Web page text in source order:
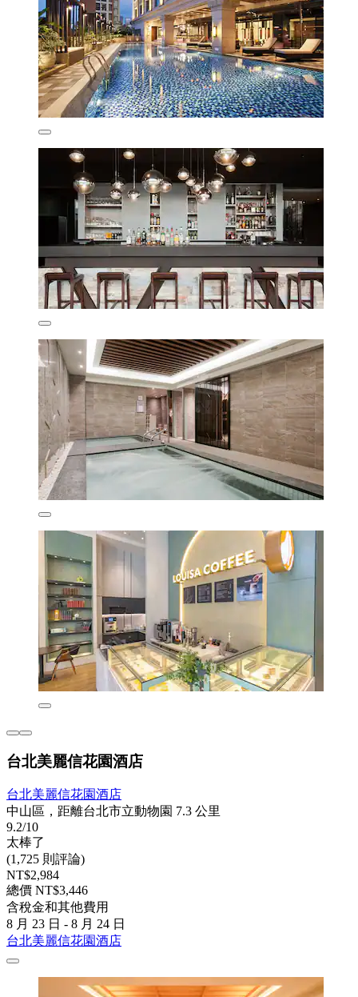
台北美麗信花園酒店
台北美麗信花園酒店
中山區，距離台北市立動物園 7.3 公里
9.2/10
太棒了
(1,725 則評論)
NT$2,984
總價 NT$3,446
含稅金和其他費用
8 月 23 日 - 8 月 24 日
台北美麗信花園酒店